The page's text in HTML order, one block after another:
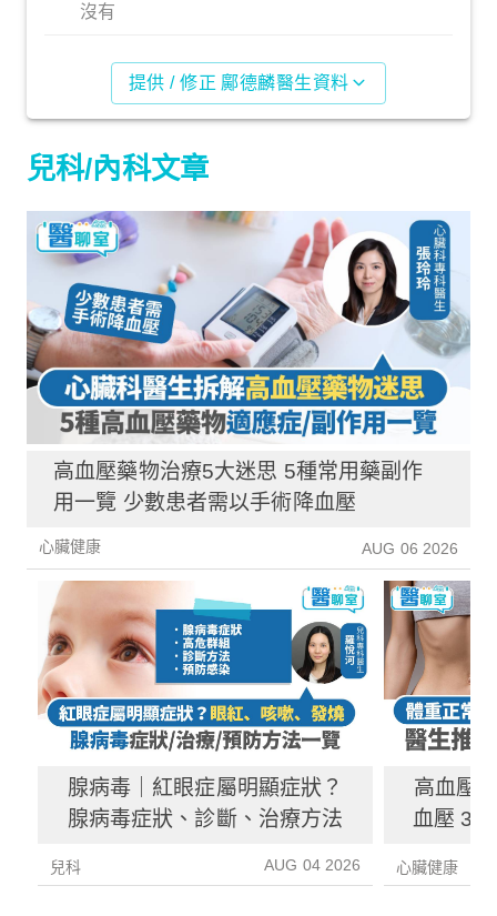
沒有
提供 / 修正 鄺德麟醫生資料
兒科/內科文章
高血壓藥物治療5大迷思 5種常用藥副作
用一覽 少數患者需以手術降血壓
心臟健康 AUG 06 2026
腺病毒｜紅眼症屬明顯症狀？
腺病毒症狀、診斷、治療方法
兒科 AUG 04 2026
高血壓
血壓 3
心臟健康